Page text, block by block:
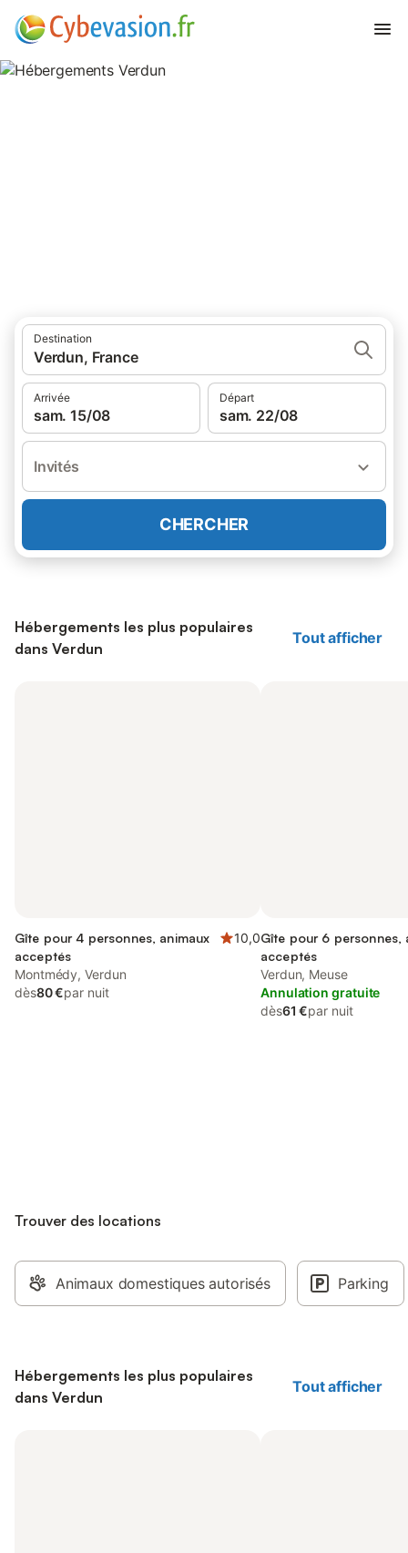
Destination
Verdun, France
Arrivée
sam. 15/08
Départ
sam. 22/08
Invités
CHERCHER
Hébergements les plus populaires
dans Verdun
Tout afficher
Gîte pour 4 personnes, animaux
acceptés
10,0
Montmédy, Verdun
dès80 €par nuit
Gîte pour 6 personnes,
acceptés
Verdun, Meuse
Annulation gratuite
dès61 €par nuit
Trouver des locations
Animaux domestiques autorisés Parking
Hébergements les plus populaires
dans Verdun
Tout afficher